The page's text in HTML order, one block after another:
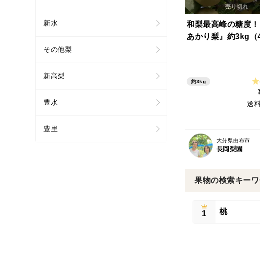
和梨最高峰の糖度
あかり梨』約3kg（
約3kg
送
大分県由布市
長岡梨園
果物の検索キー
1 桃
新水
その他梨
新高梨
豊水
豊里